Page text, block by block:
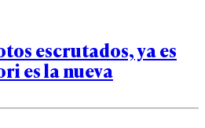
escrutados, ya es
es la nueva